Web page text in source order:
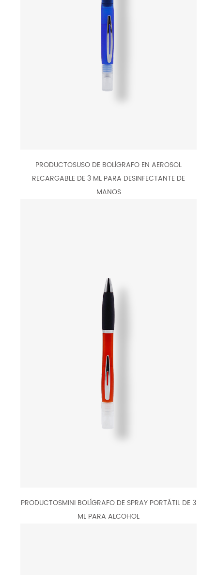
PRODUCTOSUSO DE BOLÍGRAFO EN AEROSOL
RECARGABLE DE 3 ML PARA DESINFECTANTE DE
MANOS
PRODUCTOSMINI BOLÍGRAFO DE SPRAY PORTÁTIL DE 3
ML PARA ALCOHOL